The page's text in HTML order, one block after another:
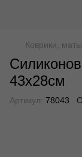
Коврики, маты
43x28см
Артикул: 78043